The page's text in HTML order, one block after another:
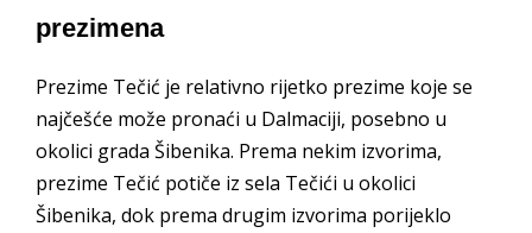
prezimena
Prezime Tečić je relativno rijetko prezime koje se
najčešće može pronaći u Dalmaciji, posebno u
okolici grada Šibenika. Prema nekim izvorima,
prezime Tečić potiče iz sela Tečići u okolici
Šibenika, dok prema drugim izvorima porijeklo